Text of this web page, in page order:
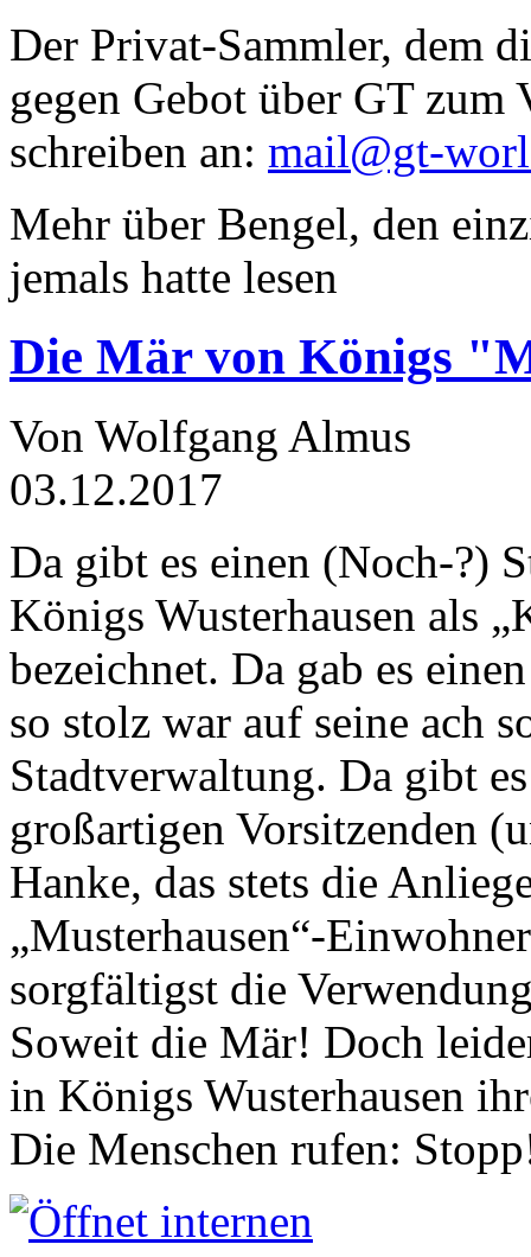
Der Privat-Sammler, dem
gegen Gebot über GT zum
schreiben an: mail@gt-
Mehr über Bengel, den
jemals hatte lesen
Die Mär von Königs
Von Wolfgang Almus
03.12.2017
Da gibt es einen (Noch-?)
Königs Wusterhausen als
bezeichnet. Da gab es
so stolz war auf seine ach
Stadtverwaltung. Da gibt
großartigen Vorsitzenden
Hanke, das stets die
„Musterhausen“-
sorgfältigst die
Soweit die Mär! Doch
in Königs Wusterhausen
Die Menschen rufen: